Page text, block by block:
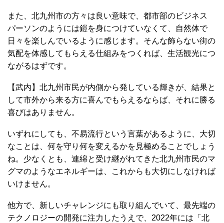
また、北九州市の方々は良い意味で、都市部のビジネス
パーソンのようには鎧を身につけていなくて、自然体で
日々を楽しんでいるように感じます。そんな飾らない街の
気配を体感してもらえる仕組みをつくれば、生活観光につ
ながるはずです。
【武内】北九州市民が内側から発している輝きが、結果と
して市外から来る方に喜んでもらえるならば、それに勝る
喜びはありません。
いずれにしても、不易流行という言葉があるように、大切
なことは、何を守り何を変えるかを見極めることでしょう
ね。少なくとも、連綿と受け継がれてきた北九州市民のマ
グマのようなエネルギーは、これからも大切にしなければ
いけません。
他方で、新しいチャレンジにも取り組んでいて、最先端の
テクノロジーの開発に注力したうえで、2022年には「北